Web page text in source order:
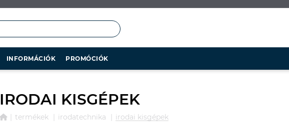
INFORMÁCIÓK PROMÓCIÓK
IRODAI KISGÉPEK
termékek irodatechnika irodai kisgépek